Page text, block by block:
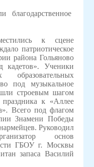
к сцене
патриотическое
района Гольяново
кадетов». Ученики
под музыкальное
строевым шагом
к «Аллее
Всего под флагом
Знамени Победы
Руководил
основ
ГБОУ г. Москвы
запаса Василий